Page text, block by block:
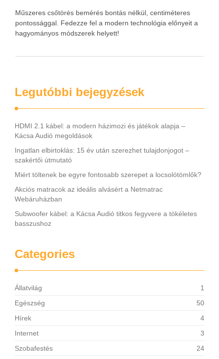
Műszeres csőtörés bemérés bontás nélkül, centiméteres
pontossággal. Fedezze fel a modern technológia előnyeit a
hagyományos módszerek helyett!
Legutóbbi bejegyzések
HDMI 2.1 kábel: a modern házimozi és játékok alapja –
Kácsa Audió megoldások
Ingatlan elbirtoklás: 15 év után szerezhet tulajdonjogot –
szakértői útmutató
Miért töltenek be egyre fontosabb szerepet a locsolótömlők?
Akciós matracok az ideális alvásért a Netmatrac
Webáruházban
Subwoofer kábel: a Kácsa Audió titkos fegyvere a tökéletes
basszushoz
Categories
Állatvilág
1
Egészség
50
Hírek
4
Internet
3
Szobafestés
24